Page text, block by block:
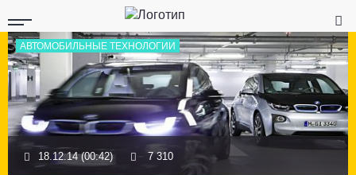
АВТОМОБИЛЬНЫЕ ТЕХНОЛОГИИ
18.12.14 (00:42) 7 310